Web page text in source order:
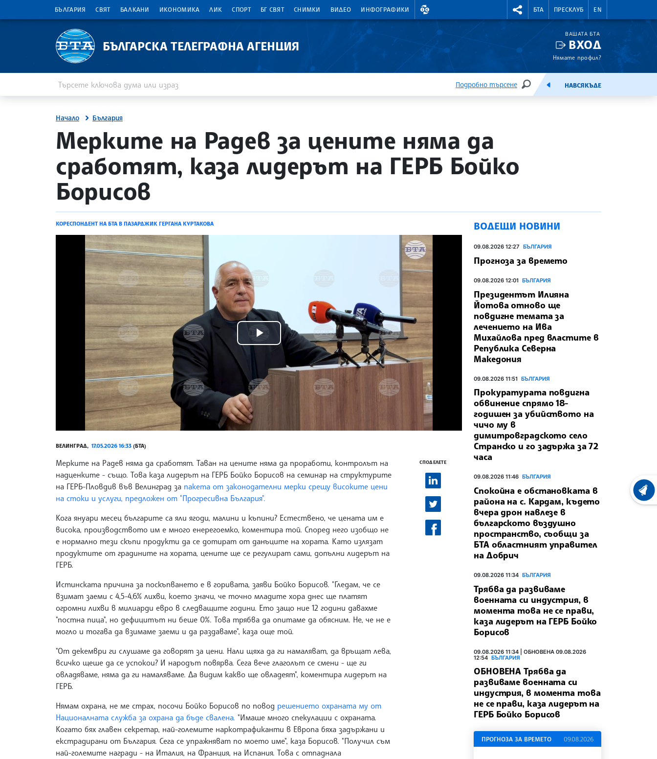
БЪЛГАРИЯ СВЯТ БАЛКАНИ ИКОНОМИКА ЛИК СПОРТ БГ СВЯТ СНИМКИ ВИДЕО ИНФОГРАФИКИ
ВАЛУТНИ КУРСОВЕ RIGHTMENU.SOCIAL
БТА ПРЕСКЛУБ EN
БЪЛГАРСКА ТЕЛЕГРАФНА АГЕНЦИЯ
ВАШАТА БТА
ВХОД
Нямате профил?
Подробно търсене
ТЪРСЕНЕЕМИСИЯНАВСЯКЪДЕ
Начало България
site.bta
Мерките на Радев за цените няма да
сработят, каза лидерът на ГЕРБ Бойко
Борисов
КОРЕСПОНДЕНТ НА БТА В ПАЗАРДЖИК ГЕРГАНА КУРТАКОВА
Play
Video
ВЕЛИНГРАД, 17.05.2026 16:33 (БТА)
Мерките на Радев няма да сработят. Таван на цените няма да проработи, контролът на
надценките - също. Това каза лидерът на ГЕРБ Бойко Борисов на семинар на структурите
на ГЕРБ-Пловдив във Велинград за пакета от законодателни мерки срещу високите цени
на стоки и услуги, предложен от "Прогресивна България".
Кога януари месец българите са яли ягоди, малини и къпини? Естествено, че цената им е
висока, производството им е много енерегоемко, коментира той. Според него изобщо не
е нормално тези скъпи продукти да се дотират от данъците на хората. Като излязат
продуктите от градините на хората, цените ще се регулират сами, допълни лидерът на
ГЕРБ.
Истинската причина за поскъпването е в горивата, заяви Бойко Борисов. "Гледам, че се
взимат заеми с 4,5-4,6% лихви, което значи, че точно младите хора днес ще платят
огромни лихви в милиарди евро в следващите години. Ето защо ние 12 години давахме
"постна пица", но дефицитът ни беше 0%. Това трябва да опитаме да обясним. Не, че не е
могло и тогава да взимаме заеми и да раздаваме", каза още той.
"От декември ги слушаме да говорят за цени. Нали щяха да ги намаляват, да връщат лева,
всичко щеше да се успокои? И народът повярва. Сега вече глаголът се смени - ще ги
овладяваме, няма да ги намаляваме. Да видим какво ще овладеят", коментира лидерът на
ГЕРБ.
Нямам охрана, не ме страх, посочи Бойко Борисов по повод решението охраната му от
Националната служба за охрана да бъде свалена. "Имаше много спекулации с охраната.
Когато бях главен секретар, най-големите наркотрафиканти в Европа бяха задържани и
екстрадирани от България. Сега се упражняват по моето име", каза Борисов. "Получил съм
най-големите награди - на Италия, на Франция, на Испания. Това с отпаднала
СПОДЕЛЕТЕ
ВОДЕЩИ НОВИНИ
09.08.2026 12:27 БЪЛГАРИЯ
Прогноза за времето
09.08.2026 12:01 БЪЛГАРИЯ
Президентът Илияна
Йотова отново ще
повдигне темата за
лечението на Ива
Михайлова пред властите в
Република Северна
Македония
09.08.2026 11:51 БЪЛГАРИЯ
Прокуратурата повдигна
обвинение спрямо 18-
годишен за убийството на
чичо му в
димитровградското село
Странско и го задържа за 72
часа
09.08.2026 11:46 БЪЛГАРИЯ
Спокойна е обстановката в
района на с. Кардам, където
вчера дрон навлезе в
българското въздушно
пространство, съобщи за
БТА областният управител
на Добрич
09.08.2026 11:34 БЪЛГАРИЯ
Трябва да развиваме
военната си индустрия, в
момента това не се прави,
каза лидерът на ГЕРБ Бойко
Борисов
09.08.2026 11:34 | ОБНОВЕНА 09.08.2026
12:54 БЪЛГАРИЯ
ОБНОВЕНА Трябва да
развиваме военната си
индустрия, в момента това
не се прави, каза лидерът на
ГЕРБ Бойко Борисов
ПРОГНОЗА ЗА ВРЕМЕТО 09.08.2026